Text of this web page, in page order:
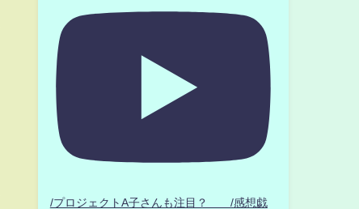
/プロジェクトA子さんも注目？ /感想戯